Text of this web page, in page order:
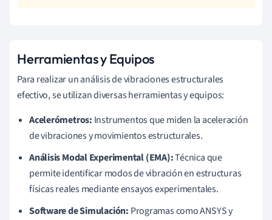
Herramientas y Equipos
Para realizar un análisis de vibraciones estructurales
efectivo, se utilizan diversas herramientas y equipos:
Acelerómetros: Instrumentos que miden la aceleración
de vibraciones y movimientos estructurales.
Análisis Modal Experimental (EMA):Técnica que
permite identificar modos de vibración en estructuras
físicas reales mediante ensayos experimentales.
Software de Simulación: Programas como ANSYS y